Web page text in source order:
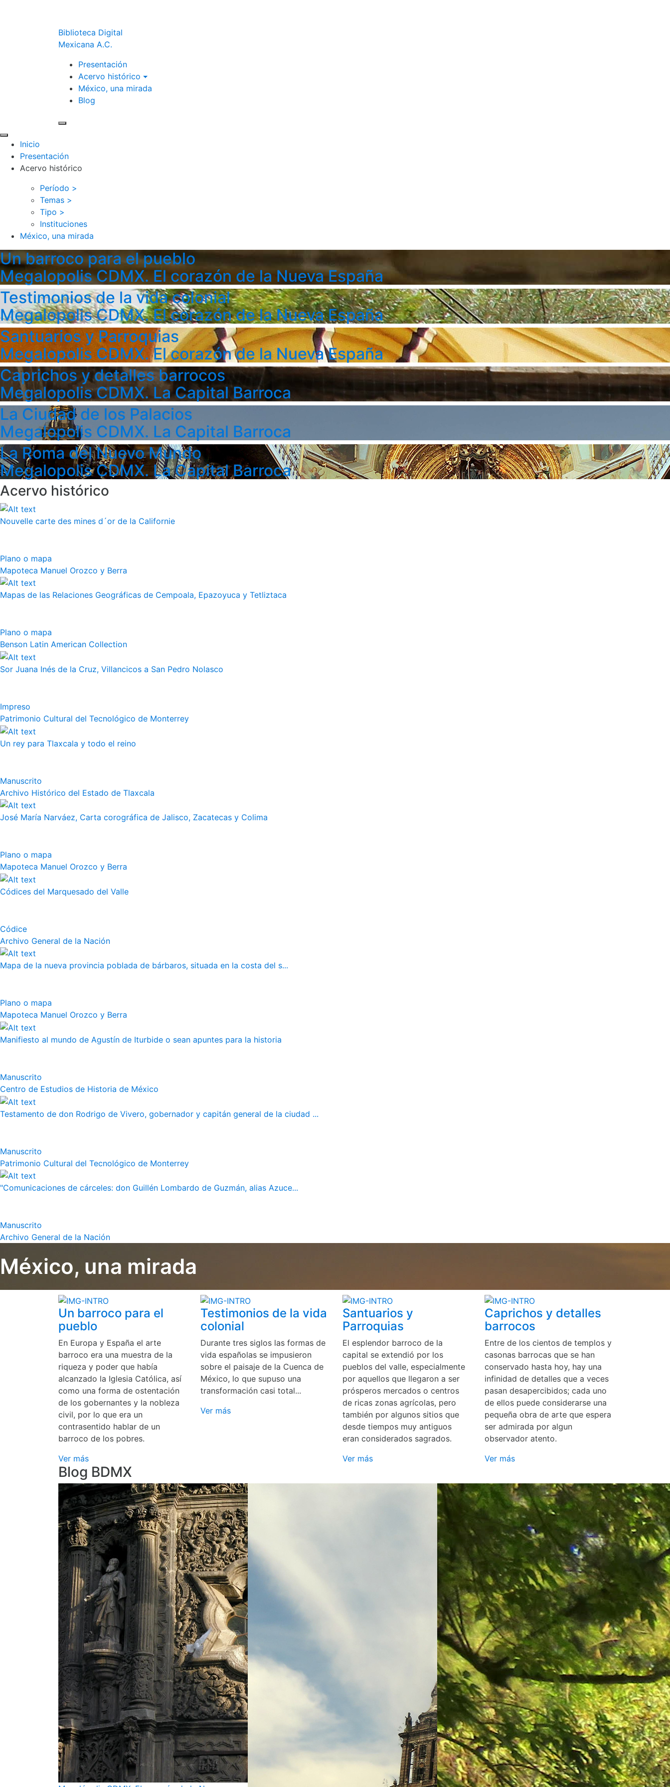
Biblioteca Digital
Mexicana A.C.
Presentación
Acervo histórico
México, una mirada
Blog
Inicio
Presentación
Acervo histórico
Período >
Temas >
Tipo >
Instituciones
México, una mirada
Un barroco para el pueblo
Megalopolis CDMX. El corazón de la Nueva España
Testimonios de la vida colonial
Megalopolis CDMX. El corazón de la Nueva España
Santuarios y Parroquias
Megalopolis CDMX. El corazón de la Nueva España
Caprichos y detalles barrocos
Megalopolis CDMX. La Capital Barroca
La Ciudad de los Palacios
Megalopolis CDMX. La Capital Barroca
La Roma del Nuevo Mundo
Megalopolis CDMX. La Capital Barroca
Acervo histórico
Nouvelle carte des mines d´or de la Californie
Plano o mapa
Mapoteca Manuel Orozco y Berra
Mapas de las Relaciones Geográficas de Cempoala, Epazoyuca y Tetliztaca
Plano o mapa
Benson Latin American Collection
Sor Juana Inés de la Cruz, Villancicos a San Pedro Nolasco
Impreso
Patrimonio Cultural del Tecnológico de Monterrey
Un rey para Tlaxcala y todo el reino
Manuscrito
Archivo Histórico del Estado de Tlaxcala
José María Narváez, Carta corográfica de Jalisco, Zacatecas y Colima
Plano o mapa
Mapoteca Manuel Orozco y Berra
Códices del Marquesado del Valle
Códice
Archivo General de la Nación
Mapa de la nueva provincia poblada de bárbaros, situada en la costa del s...
Plano o mapa
Mapoteca Manuel Orozco y Berra
Manifiesto al mundo de Agustín de Iturbide o sean apuntes para la historia
Manuscrito
Centro de Estudios de Historia de México
Testamento de don Rodrigo de Vivero, gobernador y capitán general de la ciudad ...
Manuscrito
Patrimonio Cultural del Tecnológico de Monterrey
"Comunicaciones de cárceles: don Guillén Lombardo de Guzmán, alias Azuce...
Manuscrito
Archivo General de la Nación
México, una mirada
Un barroco para el
pueblo
En Europa y España el arte
barroco era una muestra de la
riqueza y poder que había
alcanzado la Iglesia Católica, así
como una forma de ostentación
de los gobernantes y la nobleza
civil, por lo que era un
contrasentido hablar de un
barroco de los pobres.
Ver más
Testimonios de la vida
colonial
Durante tres siglos las formas de
vida españolas se impusieron
sobre el paisaje de la Cuenca de
México, lo que supuso una
transformación casi total...
Ver más
Santuarios y
Parroquias
El esplendor barroco de la
capital se extendió por los
pueblos del valle, especialmente
por aquellos que llegaron a ser
prósperos mercados o centros
de ricas zonas agrícolas, pero
también por algunos sitios que
desde tiempos muy antiguos
eran considerados sagrados.
Ver más
Caprichos y detalles
barrocos
Entre de los cientos de templos y
casonas barrocas que se han
conservado hasta hoy, hay una
infinidad de detalles que a veces
pasan desapercibidos; cada uno
de ellos puede considerarse una
pequeña obra de arte que espera
ser admirada por algun
observador atento.
Ver más
Blog BDMX